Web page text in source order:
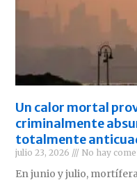
Un calor mortal
criminalmente
totalmente
julio 23, 2026 No hay
En junio y julio,